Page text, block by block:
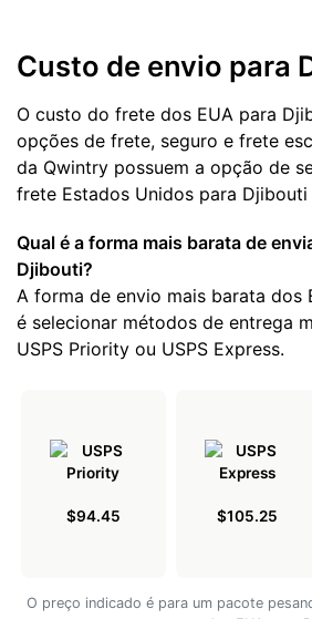
Custo de envio para
O custo do frete dos EUA para
opções de frete, seguro e frete
da Qwintry possuem a opção de
frete Estados Unidos para Djibouti
Qual é a forma mais barata de
Djibouti?
A forma de envio mais barata dos
é selecionar métodos de entrega
USPS Priority ou USPS Express.
$94.45 $105.25
O preço indicado é para um pacote